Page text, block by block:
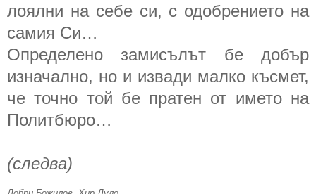
лоялни на себе си, с одобрението на
самия Си…
Определено замисълът бе добър
изначално, но и извади малко късмет,
че точно той бе пратен от името на
Политбюро…
(следва)